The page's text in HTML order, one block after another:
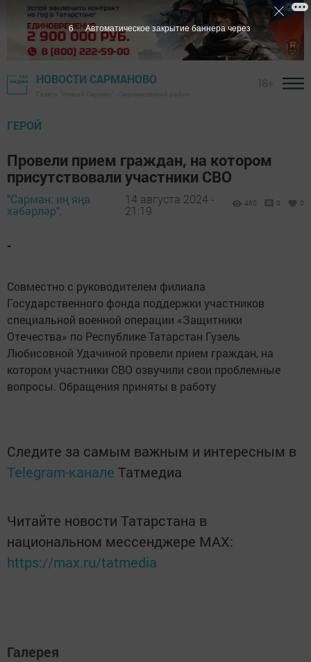
НОВОСТИ САРМАНОВО
ГЕРОЙ
Провели прием граждан, на котором
присутствовали участники СВО
"Сарман: иң яңа
хәбәрләр",
14 августа 2024 -
21:19
460 0 0
-
Совместно с руководителем филиала
Государственного фонда поддержки участников
специальной военной операции «Защитники
Отечества» по Республике Татарстан Гузель
Любисовной Удачиной провели прием граждан, на
котором участники СВО озвучили свои проблемные
вопросы. Обращения приняты в работу
Следите за самым важным и интересным в
Telegram-канале Татмедиа
Читайте новости Татарстана в
национальном мессенджере MАХ:
https://max.ru/tatmedia
Галерея
4 Автоматическое закрытие баннера через